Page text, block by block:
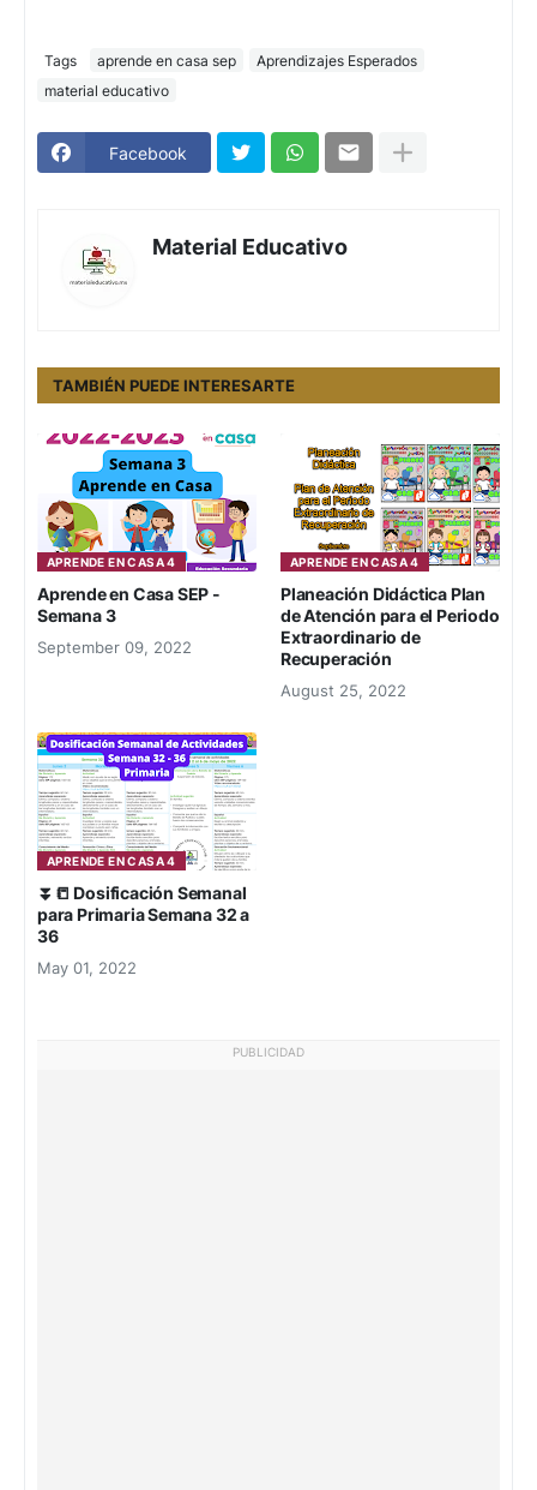
Tags aprende en casa sep
Aprendizajes Esperados
material educativo
Facebook
Material Educativo
TAMBIÉN PUEDE INTERESARTE
APRENDE EN CASA 4
Aprende en Casa SEP -
Semana 3
September 09, 2022
APRENDE EN CASA 4
Planeación Didáctica Plan
de Atención para el Periodo
Extraordinario de
Recuperación
August 25, 2022
APRENDE EN CASA 4
⏬📒 Dosificación Semanal
para Primaria Semana 32 a
36
May 01, 2022
PUBLICIDAD